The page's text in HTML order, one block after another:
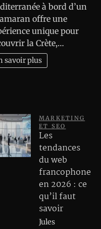
à bord d’un
offre une
unique pour
la Crète,…
savoir plus
MARKETING
ET SEO
Les
tendances
du web
francophone
en 2026 : ce
qu’il faut
savoir
Jules